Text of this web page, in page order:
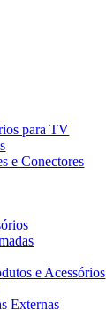
para TV
e Conectores
e Acessórios
Externas